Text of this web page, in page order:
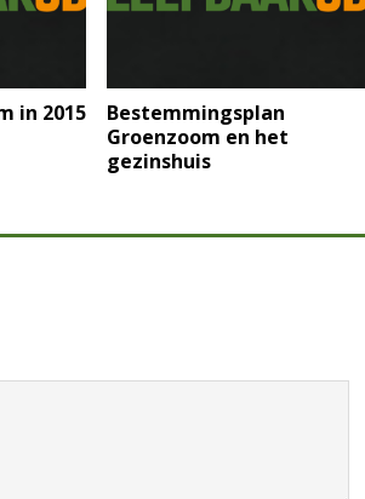
in 2015
Bestemmingsplan
Groenzoom en het
gezinshuis